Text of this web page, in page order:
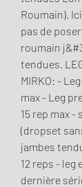
Roumain).
pas de
roumain
tendues.
MIRKO: -
max - Leg
15 rep max
(dropset
jambes
12 reps -
dernière